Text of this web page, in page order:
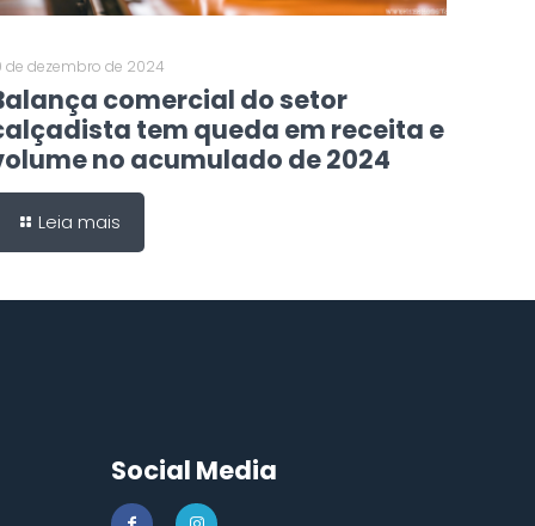
de dezembro de 2024
comercial do setor
tem queda em receita e
no acumulado de 2024
Leia mais
Social Media